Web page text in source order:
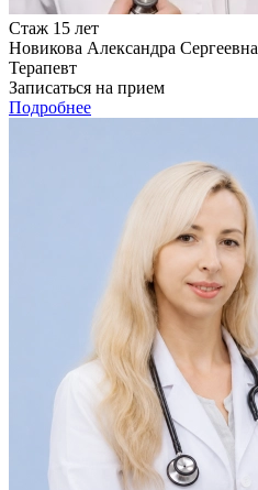
Стаж 15 лет
Новикова Александра Сергеевна
Терапевт
Записаться на прием
Подробнее